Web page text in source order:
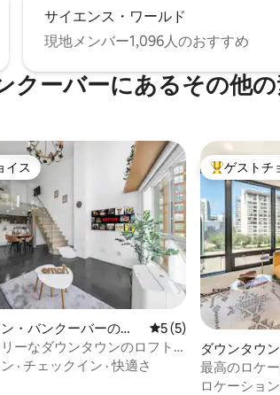
サイエンス・ワールド
現地メンバー1,096人のおすすめ
クーバーにあるその他
つ星の平均評価
イス
イス
・バンクーバーのコ
レビュー5件、5つ星
5 (5)
ーなダウンタウンのロフト|
プレイスまで徒歩
· チェックイン ·快適さ
大好評のゲ
ゲストチ
ダウンタウ
ンション・
最高のロケ
ングサイズ
ロケーション